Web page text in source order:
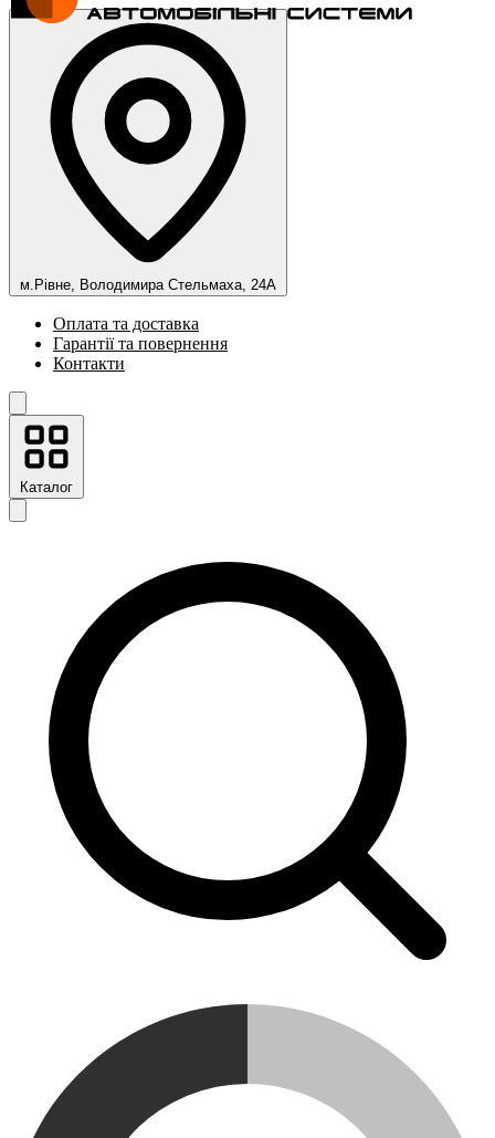
м.Рівне, Володимира Стельмаха, 24А
Оплата та доставка
Гарантії та повернення
Контакти
Каталог